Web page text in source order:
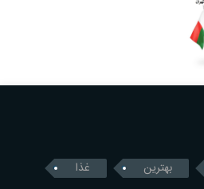
بهترین
غذا